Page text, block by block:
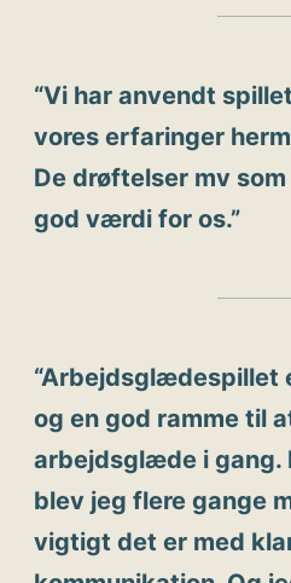
“Vi har anvendt
vores erfaringer
De drøftelser mv
god værdi for os.”
“Arbejdsglædespillet
og en god ramme til
arbejdsglæde i gang.
blev jeg flere gange
vigtigt det er med